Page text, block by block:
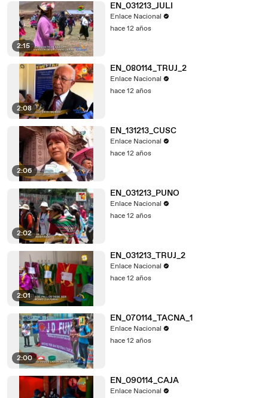
2:15
EN_031213_JULI
Enlace Nacional
hace 12 años
2:08
EN_080114_TRUJ_2
Enlace Nacional
hace 12 años
2:06
EN_131213_CUSC
Enlace Nacional
hace 12 años
2:02
EN_031213_PUNO
Enlace Nacional
hace 12 años
2:01
EN_031213_TRUJ_2
Enlace Nacional
hace 12 años
2:00
EN_070114_TACNA_1
Enlace Nacional
hace 12 años
EN_090114_CAJA
Enlace Nacional